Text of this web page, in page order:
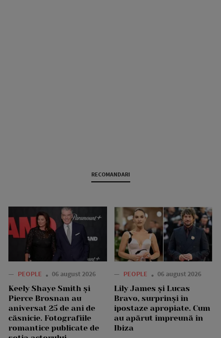
RECOMANDARI
— PEOPLE 06 august 2026
Keely Shaye Smith și
Pierce Brosnan au
aniversat 25 de ani de
căsnicie. Fotografiile
romantice publicate de
— PEOPLE 06 august 2026
Lily James și Lucas
Bravo, surprinși în
ipostaze apropiate. Cum
au apărut împreună în
Ibiza